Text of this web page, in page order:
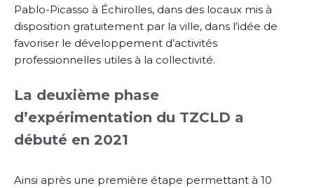
Pablo-Picasso à Échirolles, dans des locaux mis à
disposition gratuitement par la ville, dans l’idée de
favoriser le développement d’activités
professionnelles utiles à la collectivité.
La deuxième phase
d’expérimentation du TZCLD a
débuté en 2021
Ainsi après une première étape permettant à 10